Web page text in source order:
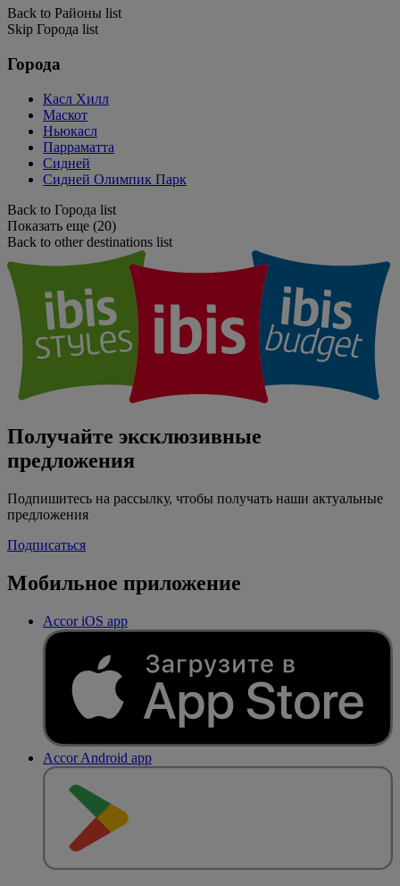
Back to Районы list
Skip Города list
Города
Касл Хилл
Маскот
Ньюкасл
Парраматта
Сидней
Сидней Олимпик Парк
Back to Города list
Показать еще (20)
Back to other destinations list
Получайте эксклюзивные
предложения
Подпишитесь на рассылку, чтобы получать наши актуальные
предложения
Подписаться
Мобильное приложение
Accor iOS app
Accor Android app